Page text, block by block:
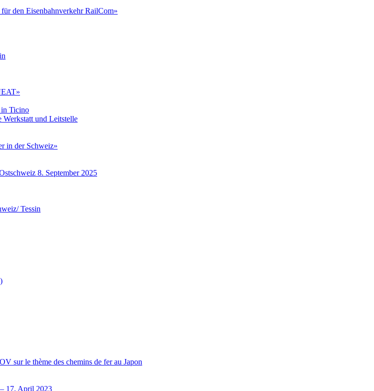
den Eisenbahnverkehr RailCom»
in Ticino
Werkstatt und Leitstelle
in der Schweiz»
8. September 2025
Tessin
sur le thème des chemins de fer au Japon
17. April 2023